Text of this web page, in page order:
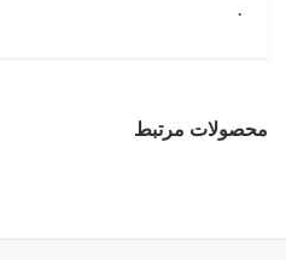
.
محصولات مرتبط